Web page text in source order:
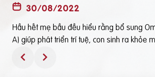
30/08/2022
Hầu hết mẹ bầu đều hiểu rằng bổ sung
A) giúp phát triển trí tuệ, con sinh ra khỏe
h. Tuy nhiên, bổ sung Omega 3 bằng cách
ào để an toàn và đạt hiệu quả tốt thì